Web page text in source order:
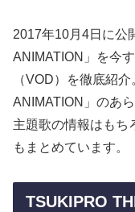
2017年10月4日に公
ANIMATION」を今
（VOD）を徹底紹
ANIMATION」のあ
主題歌の情報はもち
もまとめています。
TSUKIPRO